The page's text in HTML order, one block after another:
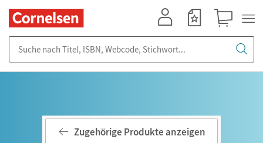
Zugehörige Produkte anzeigen